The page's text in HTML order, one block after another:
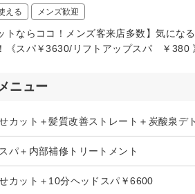
える メンズ歓迎
トならココ！メンズ客来店多数】気に
《スパ￥3630/リフトアップスパ ￥380
ニュー
カット＋髪質改善ストレート＋炭酸泉デ
パ＋内部補修トリートメント
カット＋10分ヘッドスパ￥6600